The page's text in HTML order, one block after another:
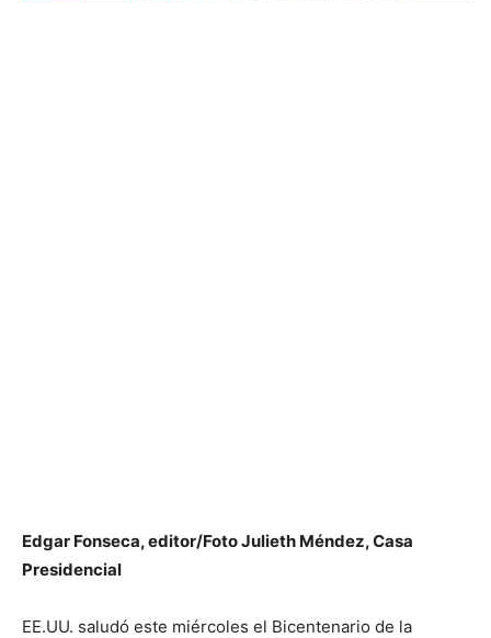
Edgar Fonseca, editor/Foto Julieth Méndez, Casa
Presidencial
EE.UU. saludó este miércoles el Bicentenario de la